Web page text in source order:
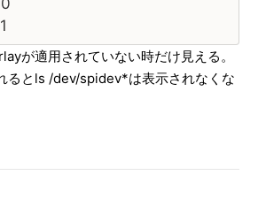
が適用されていない時だけ見える。
るとls /dev/spidev*は表示されなくな